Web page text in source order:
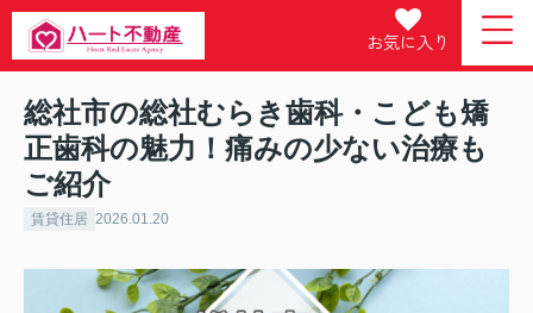
お気に入り
総社市の総社むらき歯科・こども矯
正歯科の魅力！痛みの少ない治療も
ご紹介
賃貸住居 2026.01.20